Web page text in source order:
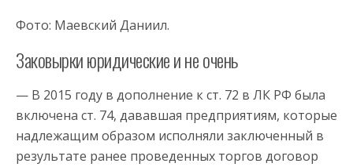
Фото: Маевский Даниил.
Заковырки юридические и не очень
— В 2015 году в дополнение к ст. 72 в ЛК РФ была
включена ст. 74, дававшая предприятиям, которые
надлежащим образом исполняли заключенный в
результате ранее проведенных торгов договор